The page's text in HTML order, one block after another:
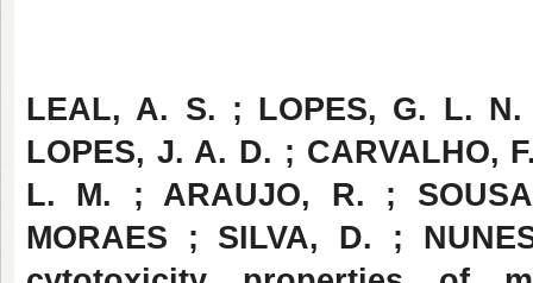
LEAL, A. S. ; LOPES, G. L.
LOPES, J. A. D. ; CARVALHO,
L. M. ; ARAUJO, R. ;
MORAES ; SILVA, D. ;